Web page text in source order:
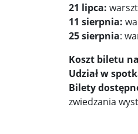
21 lipca:
11 sierpnia:
25 sierpnia:
Koszt biletu
Udział w
Bilety
zwiedzania